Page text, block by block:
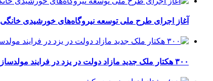
آغاز اجرای طرح ملی توسعه نیروگاه‌های خورشیدی خانگی
۳۰۰ هکتار ملک جدید مازاد دولت در یزد در فرایند مولدسازی قرار گرفت